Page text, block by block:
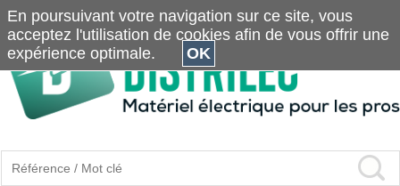
En poursuivant votre navigation sur ce site, vous
acceptez l'utilisation de cookies afin de vous offrir une
expérience optimale.
OK